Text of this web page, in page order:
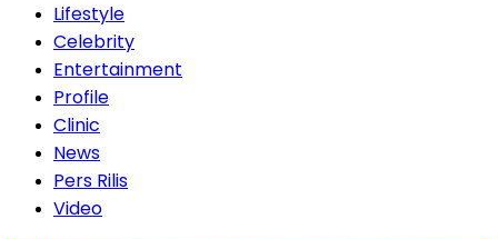
Lifestyle
Celebrity
Entertainment
Profile
Clinic
News
Pers Rilis
Video